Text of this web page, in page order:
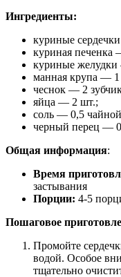
Ингредиенты:
куриные
куриная печенка
куриные
манная крупа — 1
чеснок — 2
яйца — 2 шт.;
соль — 0,5
черный перец —
Общая информация:
Время
застывания
Порции: 4-5
Пошаговое
Промойте
водой. Особое
тщательно